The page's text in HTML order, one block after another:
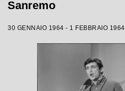
Sanremo
30 GENNAIO 1964 - 1 FEBBRAIO 1964